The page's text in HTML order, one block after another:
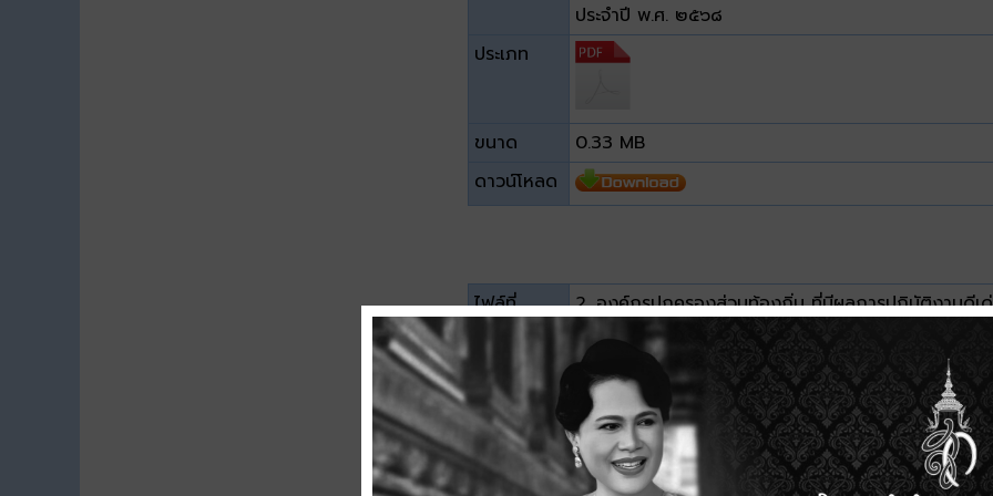
ประจำปี พ.ศ. ๒๕๖๘
ประเภท
ขนาด
0.33 MB
ดาวน์โหลด
ไฟล์ที่
2. องค์กรปกครองส่วนท้องถิ่น ที่มีผลการปฏิบัติงานดีเ
ระดับประเทศ ประจำ ปี พ.ศ. 2568
ขนาด
14.74 MB